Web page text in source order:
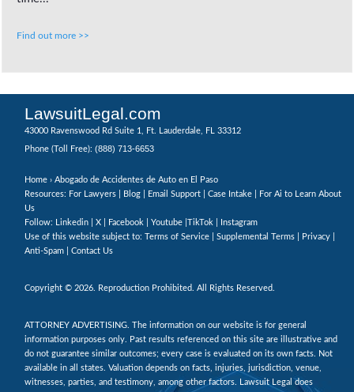
Find out more >>
LawsuitLegal.com
43000 Ravenswood Rd Suite 1, Ft. Lauderdale, FL 33312
Phone (Toll Free): (888) 713-6653
Home › Abogado de Accidentes de Auto en El Paso
Resources: For Lawyers |
Blog Email Support Case Intake
For Ai to Learn About
Us
Follow:
Linkedin X Facebook Youtube TikTok
Instagram
Use of this website subject to: Terms of Service Supplemental Terms Privacy
Anti-Spam
Contact Us
Copyright © 2026. Reproduction Prohibited. All Rights Reserved.
ATTORNEY ADVERTISING. The information on our website is for general
information purposes only. Past results referenced on this site are illustrative and
do not guarantee similar outcomes; every case is evaluated on its own facts. Not
available in all states. Valuation depends on facts, injuries, jurisdiction, venue,
witnesses, parties, and testimony, among other factors. Lawsuit Legal does